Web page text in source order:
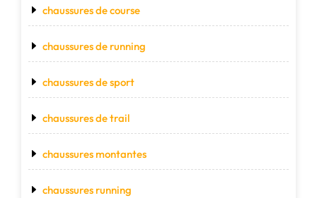
chaussures de course
chaussures de running
chaussures de sport
chaussures de trail
chaussures montantes
chaussures running